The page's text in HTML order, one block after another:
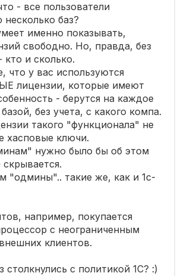
- все пользователи
баз?
именно показывать,
свободно. Но, правда, без
кто и сколько.
что у вас используются
лицензии, которые имеют
- берутся на каждое
без учета, с какого компа.
такого "функционала" не
хасповые ключи.
нужно было бы об этом
"одмины".. такие же, как и 1с-
например, покупается
с неограниченным
клиентов.
столкнулись с политикой 1С? :)